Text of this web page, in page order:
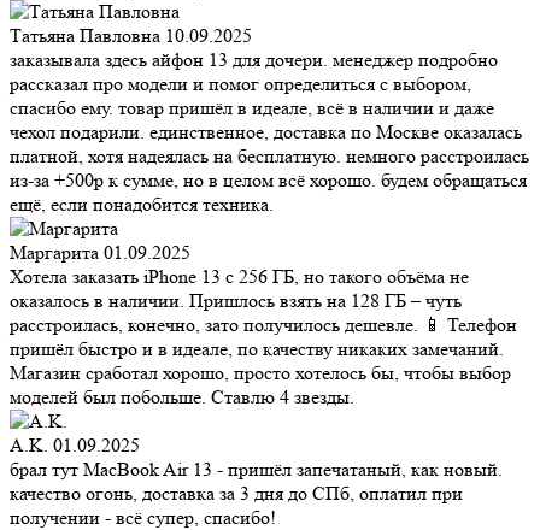
Татьяна Павловна 10.09.2025
заказывала здесь айфон 13 для дочери. менеджер подробно
рассказал про модели и помог определиться с выбором,
спасибо ему. товар пришёл в идеале, всё в наличии и даже
чехол подарили. единственное, доставка по Москве оказалась
платной, хотя надеялась на бесплатную. немного расстроилась
из-за +500р к сумме, но в целом всё хорошо. будем обращаться
ещё, если понадобится техника.
Маргарита 01.09.2025
Хотела заказать iPhone 13 с 256 ГБ, но такого объёма не
оказалось в наличии. Пришлось взять на 128 ГБ – чуть
расстроилась, конечно, зато получилось дешевле. 📱 Телефон
пришёл быстро и в идеале, по качеству никаких замечаний.
Магазин сработал хорошо, просто хотелось бы, чтобы выбор
моделей был побольше. Ставлю 4 звезды.
A.K. 01.09.2025
брал тут MacBook Air 13 - пришёл запечатаный, как новый.
качество огонь, доставка за 3 дня до СПб, оплатил при
получении - всё супер, спасибо!